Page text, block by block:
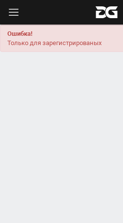
Ошибка!
Только для зарегистрированых